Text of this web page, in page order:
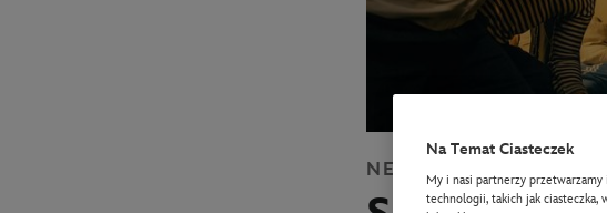
NEWS DISNEY+
Na Temat Ciasteczek
My i nasi partnerzy
technologii, takich jak ciasteczka,